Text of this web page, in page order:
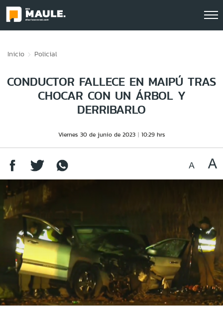
Inicio Policial
CONDUCTOR FALLECE EN MAIPÚ TRAS
CHOCAR CON UN ÁRBOL Y
DERRIBARLO
Viernes 30 de junio de 2023 10:29 hrs